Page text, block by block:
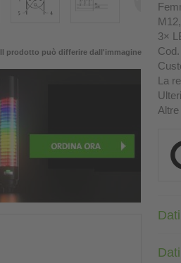
Il prodotto può differire dall'immagine
3×
La